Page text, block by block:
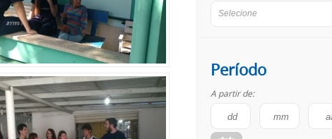
Selecione
Período
A partir de: